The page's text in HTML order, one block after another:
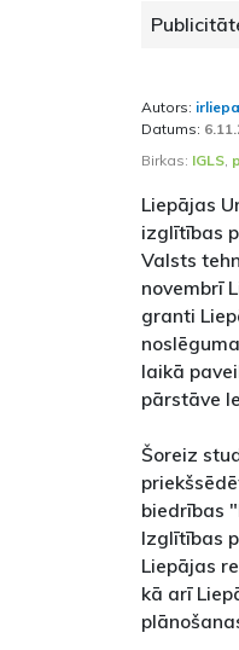
Autors:
Datums:
Birkas: IGLS
Liepājas
izglītības
Valsts
novembrī
granti
laikā
pārstāve
Šoreiz
biedrības
Izglītības
Liepājas
kā arī